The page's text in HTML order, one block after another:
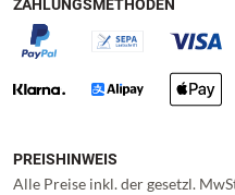
ZAHLUNGSMETHODEN
PREISHINWEIS
Alle Preise inkl. der gesetzl.